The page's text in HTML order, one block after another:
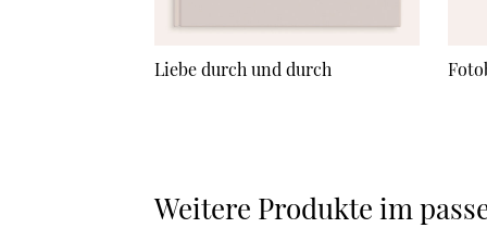
Liebe durch und durch
Weitere Produkte im